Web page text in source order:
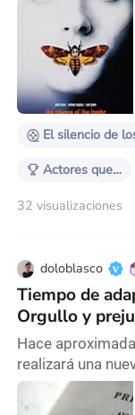
va más allá del
dentro de sus
completamente
actuar no es
entre tantos, lo
El silencio de
Actores que mejoran con la edad
32 visualizaciones
doloblasco
Tiempo de
Orgullo y
Hace
realizará una
literatura
1813 por la